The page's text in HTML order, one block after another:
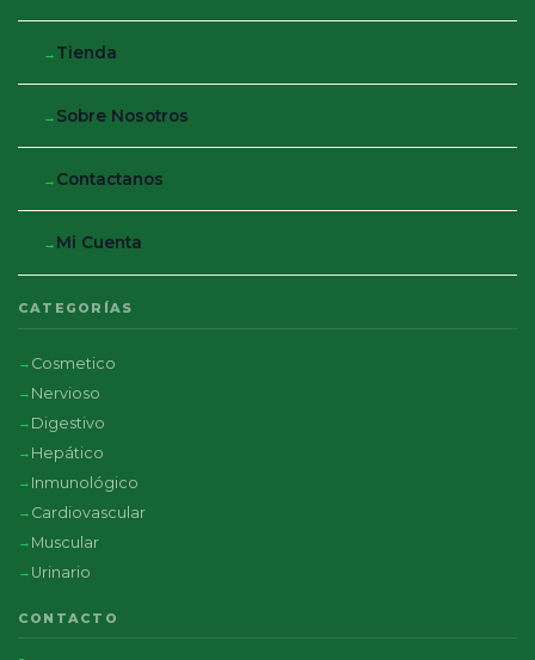
Tienda
Sobre Nosotros
Contactanos
Mi Cuenta
CATEGORÍAS
Cosmetico
Nervioso
Digestivo
Hepático
Inmunológico
Cardiovascular
Muscular
Urinario
CONTACTO